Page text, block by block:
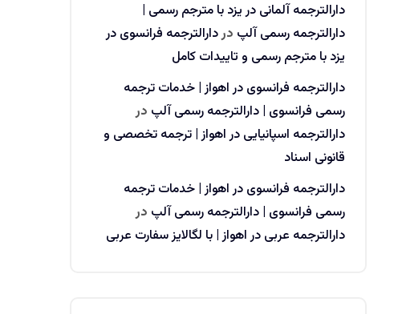
دارالترجمه آلمانی در یزد با مترجم رسمی |
دارالترجمه رسمی آلپ دردارالترجمه فرانسوی در
یزد با مترجم رسمی و تاییدات کامل
دارالترجمه فرانسوی در اهواز | خدمات ترجمه
رسمی فرانسوی | دارالترجمه رسمی آلپ در
دارالترجمه اسپانیایی در اهواز | ترجمه تخصصی و
قانونی اسناد
دارالترجمه فرانسوی در اهواز | خدمات ترجمه
رسمی فرانسوی | دارالترجمه رسمی آلپ در
دارالترجمه عربی در اهواز | با لگالایز سفارت عربی